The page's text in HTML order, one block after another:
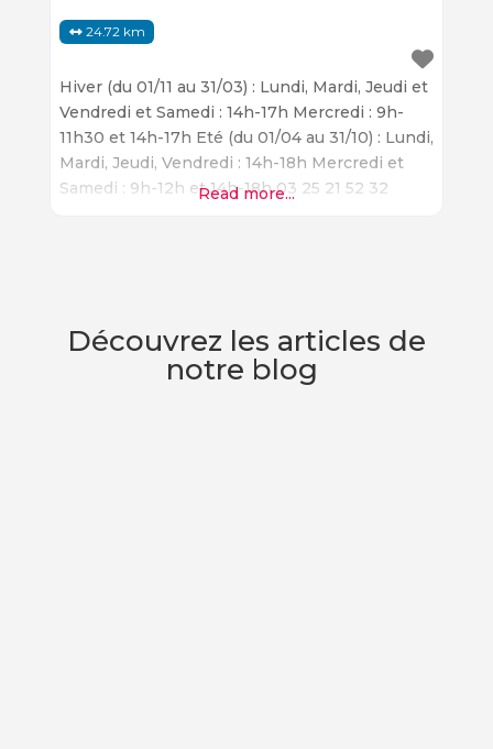
24.72 km
Hiver (du 01/11 au 31/03) : Lundi, Mardi, Jeudi et
Vendredi et Samedi : 14h-17h Mercredi : 9h-
11h30 et 14h-17h Eté (du 01/04 au 31/10) : Lundi,
Mardi, Jeudi, Vendredi : 14h-18h Mercredi et
Samedi : 9h-12h et 14h-18h 03 25 21 52 32
Read more...
Découvrez les articles de
notre blog